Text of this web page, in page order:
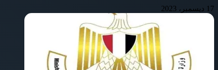
17 ديسمبر، 2023